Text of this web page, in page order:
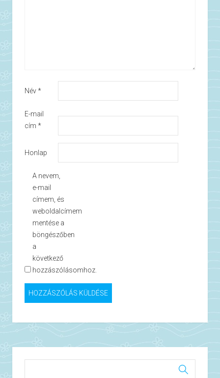
Név*
E-mail
cím *
Honlap
A nevem,
e-mail
címem, és
weboldalcímem
mentése a
böngészőben
a
következő
hozzászólásomhoz.